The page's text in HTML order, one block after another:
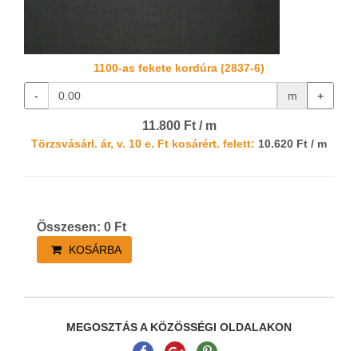
1100-as fekete kordúra (2837-6)
- m +
11.800 Ft / m
Törzsvásárl. ár, v. 10 e. Ft kosárért. felett: 10.620 Ft / m
Összesen: 0 Ft
KOSÁRBA
MEGOSZTÁS A KÖZÖSSÉGI OLDALAKON